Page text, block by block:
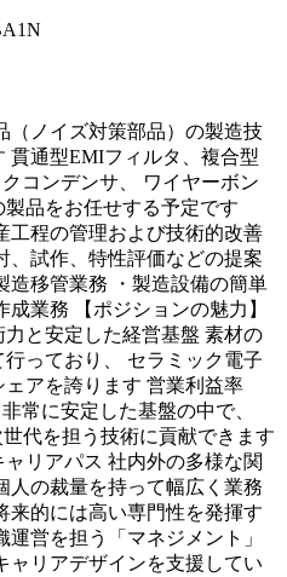
（ノイズ対策部品）の製造技
貫通型EMIフィルタ、複合型
コンデンサ、 ワイヤーボン
品をお任せする予定です
工程の管理および技術的改善
、試作、特性評価などの提案
造移管業務 ・製造設備の簡単
業務 【ポジションの魅力】
力と安定した経営基盤 素材の
っており、 セラミック電子
アを誇ります 営業利益率
常に安定した基盤の中で、
代を担う技術に貢献できます
ャリアパス 社内外の多様な関
人の裁量を持って幅広く業務
来的には高い専門性を発揮す
営を担う「マネジメント」
ャリアデザインを支援してい